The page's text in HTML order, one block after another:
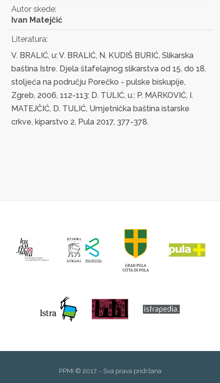
Autor skede:
Ivan Matejčić
Literatura:
V. BRALIĆ, u: V. BRALIĆ, N. KUDIŠ BURIĆ, Slikarska
baština Istre. Djela štafelajnog slikarstva od 15. do 18.
stoljeća na području Porečko - pulske biskupije,
Zgreb, 2006, 112-113: D. TULIĆ, u.: P. MARKOVIĆ, I.
MATEJČIĆ, D. TULIĆ, Umjetnička baština istarske
crkve, kiparstvo 2, Pula 2017, 377-378.
PPMI © 2017. - Sva prava pridržana